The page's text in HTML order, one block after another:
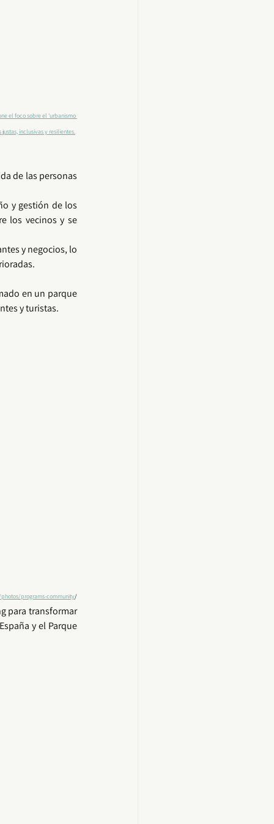
el foco sobre el 'urbanismo
inclusivas y resilientes.
de las personas
los vecinos y se
y negocios, lo
en un parque
y turistas.
photos/programs-community/
para transformar
y el Parque